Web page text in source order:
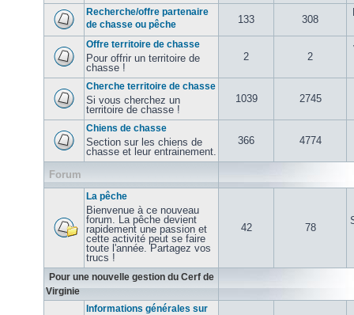
Recherche/offre partenaire
de chasse ou pêche
133 308
Offre territoire de chasse
Pour offrir un territoire de
chasse !
2 2
Cherche territoire de chasse
Si vous cherchez un
territoire de chasse !
1039 2745
Chiens de chasse
Section sur les chiens de
chasse et leur entrainement.
366 4774
Forum
La pêche
Bienvenue à ce nouveau
forum. La pêche devient
rapidement une passion et
cette activité peut se faire
toute l'année. Partagez vos
trucs !
42 78
Pour une nouvelle gestion du Cerf de
Virginie
Informations générales sur